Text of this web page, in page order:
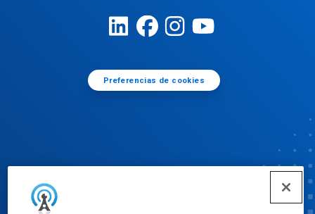
Preferencias de cookies